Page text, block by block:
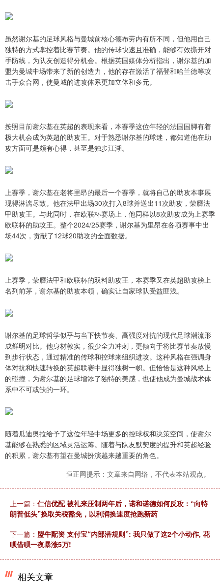
虽然谢尔基的足球风格与曼城前核心德布劳内有所不同，但他用自己
独特的方式掌控着比赛节奏。他的传球快速且准确，能够有效撕开对
手防线，为队友创造得分机会。根据英国媒体分析指出，谢尔基的加
盟为曼城中场带来了新的创造力，他的存在激活了福登和哈兰德等攻
击手众合网，使曼城的进攻体系更加立体和多元。
按照目前谢尔基在英超的表现来看，本赛季这位年轻的法国国脚有着
极大机会成为英超的助攻王。对于熟悉谢尔基的球迷，都知道他在助
攻方面可是颇有心得，甚至是独步江湖。
上赛季，谢尔基在老将里昂的最后一个赛季，就将自己的助攻本事展
现得淋漓尽致。他在法甲出场30次打入8球并送出11次助攻，荣膺法
甲助攻王。与此同时，在欧联杯赛场上，他同样以8次助攻成为上赛季
欧联杯的助攻王。整个2024/25赛季，谢尔基为里昂在各项赛事中出
场44次，贡献了12球20助攻的全面数据。
上赛季，荣膺法甲和欧联杯的双料助攻王，本赛季又在英超助攻榜上
名列前茅，谢尔基的助攻本领，确实让自家球队受益匪浅。
谢尔基的足球哲学似乎与当下快节奏、高强度对抗的现代足球潮流形
成鲜明对比。他身材敦实，很少全力冲刺，更倾向于将比赛节奏放慢
到步行状态，通过精准的传球和控球来组织进攻。这种风格在强调身
体对抗和快速转换的英超联赛中显得独树一帜。但恰恰是这种风格上
的碰撞，为谢尔基的足球增添了独特的美感，也使他成为曼城战术体
系中不可或缺的一环。
随着瓜迪奥拉给予了这位年轻中场更多的控球权和决策空间，使谢尔
基能够在熟悉的区域灵活运筹。随着与队友默契度的提升和英超经验
的积累，谢尔基有望在曼城扮演越来越重要的角色。
恒正网提示：文章来自网络，不代表本站观点。
上一篇： 仁信优配 被礼来压制两年后，诺和诺德如何反攻：“向特
朗普低头”换取关税豁免，以利润换速度抢跑新药
下一篇： 盟牛配资 支付宝“内部潜规则”: 我只做了这2个小动作, 花
呗借呗一夜暴涨5万!
相关文章